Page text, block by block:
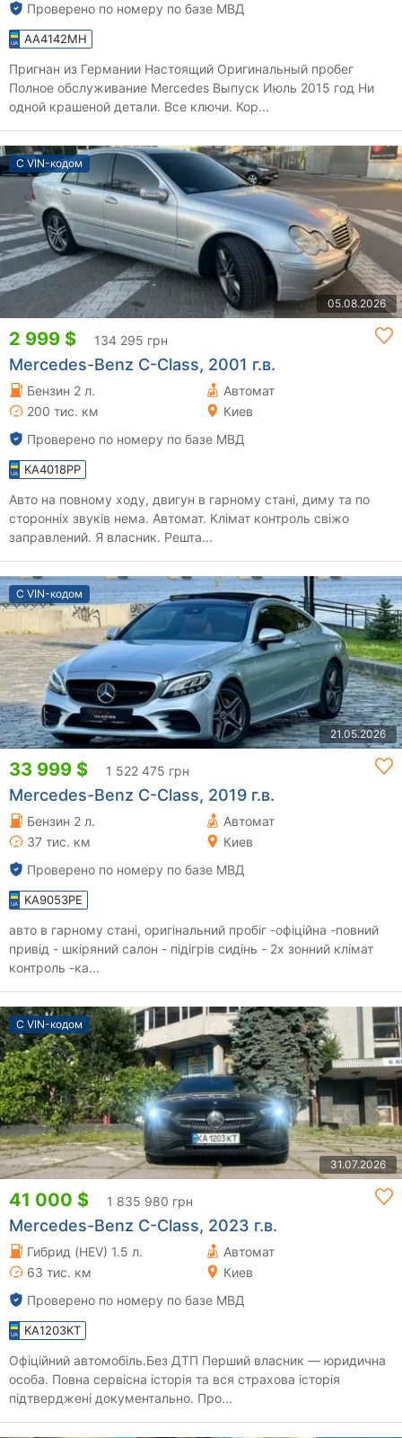
Проверено по номеру по базе МВД
AA4142MH
Пригнан из Германии Настоящий Оригинальный пробег
Полное обслуживание Mercedes Выпуск Июль 2015 год Ни
одной крашеной детали. Все ключи. Кор...
С VIN-кодом
05.08.2026
2 999 $ 134 295 грн
Mercedes-Benz C-Class, 2001 г.в.
Бензин 2 л.
Автомат
200 тис. км
Киев
Проверено по номеру по базе МВД
KA4018PP
Авто на повному ходу, двигун в гарному стані, диму та по
сторонніх звуків нема. Автомат. Клімат контроль свіжо
заправлений. Я власник. Решта...
С VIN-кодом
21.05.2026
33 999 $ 1 522 475 грн
Mercedes-Benz C-Class, 2019 г.в.
Бензин 2 л.
Автомат
37 тис. км
Киев
Проверено по номеру по базе МВД
KA9053PE
авто в гарному стані, оригінальний пробіг -офіційна -повний
привід - шкіряний салон - підігрів сидінь - 2х зонний клімат
контроль -ка...
С VIN-кодом
31.07.2026
41 000 $ 1 835 980 грн
Mercedes-Benz C-Class, 2023 г.в.
Гибрид (HEV) 1.5 л.
Автомат
63 тис. км
Киев
Проверено по номеру по базе МВД
KA1203KT
Офіційний автомобіль.Без ДТП Перший власник — юридична
особа. Повна сервісна історія та вся страхова історія
підтверджені документально. Про...